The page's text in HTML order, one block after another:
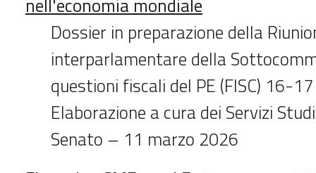
Dossier in preparazione della
interparlamentare della
questioni fiscali del PE (FISC) 16-
Elaborazione a cura dei Servizi
Senato – 11 marzo 2026